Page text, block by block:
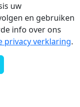
uw
en gebruiken
info over ons
privacy verklaring.